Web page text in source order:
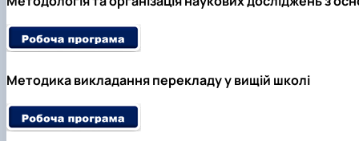
Методика викладання перекладу у вищій школі